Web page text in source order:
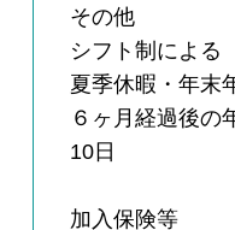
その他
シフト制による
夏季休暇・年末
６ヶ月経過後の
10日
加入保険等